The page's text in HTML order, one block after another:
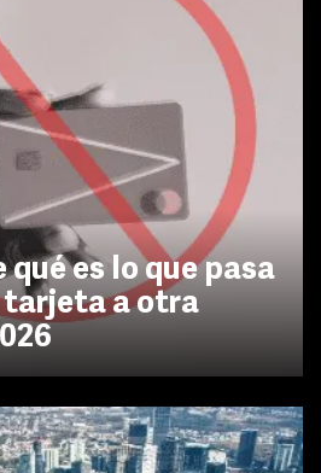
es lo que pasa
a otra